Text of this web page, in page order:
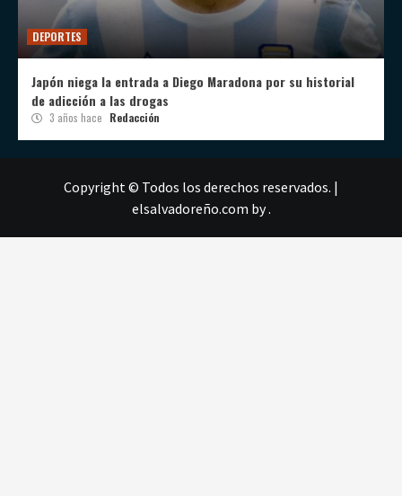
DEPORTES
Japón niega la entrada a Diego Maradona por su historial
de adicción a las drogas
3 años hace Redacción
Copyright © Todos los derechos reservados. |
elsalvadoreño.com by .